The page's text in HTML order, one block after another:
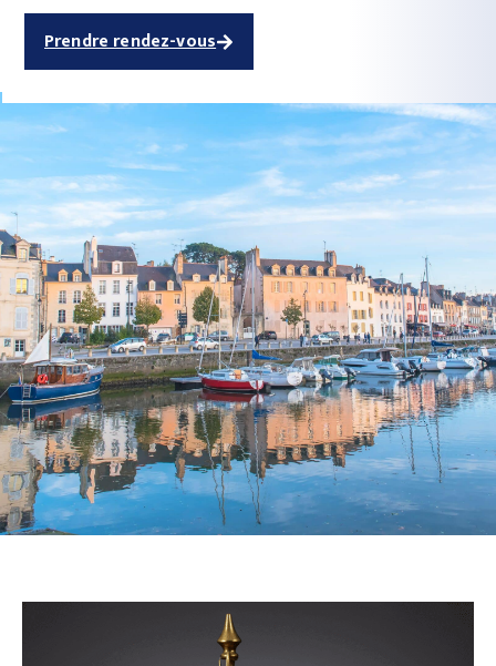
Prendre rendez-vous